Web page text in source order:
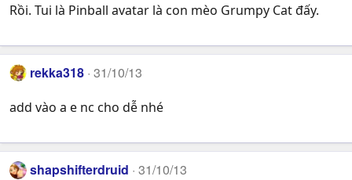
Rồi. Tui là Pinball avatar là con mèo Grumpy Cat đấy.
rekka318 31/10/13
add vào a e nc cho dễ nhé
shapshifterdruid 31/10/13